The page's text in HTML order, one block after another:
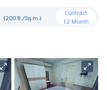
(200 B./Sq.m.)
Contract
12 Month